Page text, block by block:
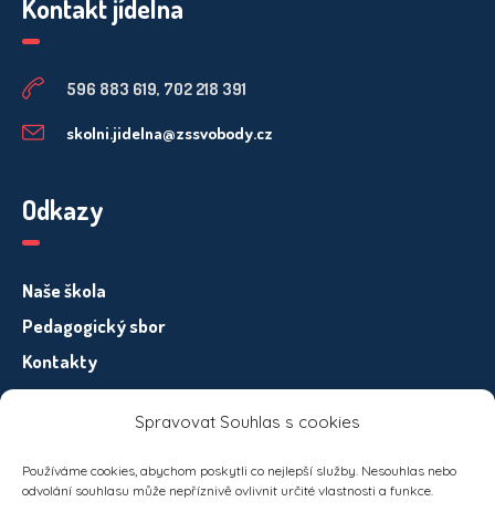
Spravovat Souhlas s cookies
Používáme cookies, abychom poskytli co nejlepší služby. Nesouhlas nebo
odvolání souhlasu může nepříznivě ovlivnit určité vlastnosti a funkce.
Kontakt jídelna
596 883 619, 702 218 391
skolni.jidelna@zssvobody.cz
Odkazy
Naše škola
Pedagogický sbor
Kontakty
Informace pro subjekty osobních údajů – GDPR